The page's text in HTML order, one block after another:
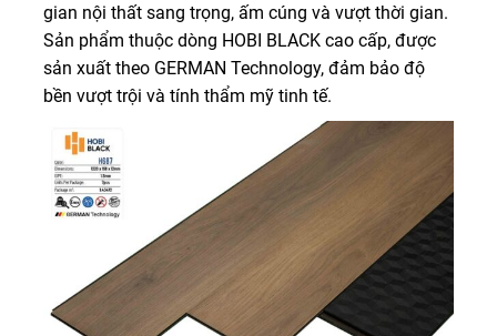
gian nội thất sang trọng, ấm cúng và vượt thời gian.
Sản phẩm thuộc dòng HOBI BLACK cao cấp, được
sản xuất theo GERMAN Technology, đảm bảo độ
bền vượt trội và tính thẩm mỹ tinh tế.